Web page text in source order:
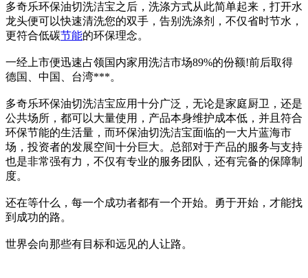
多奇乐环保油切洗洁宝之后，洗涤方式从此简单起来，打开水
龙头便可以快速清洗您的双手，告别洗涤剂，不仅省时节水，
更符合低碳节能的环保理念。
一经上市便迅速占领国内家用洗洁市场89%的份额!前后取得
德国、中国、台湾***。
多奇乐环保油切洗洁宝应用十分广泛，无论是家庭厨卫，还是
公共场所，都可以大量使用，产品本身维护成本低，并且符合
环保节能的生活量，而环保油切洗洁宝面临的一大片蓝海市
场，投资者的发展空间十分巨大。总部对于产品的服务与支持
也是非常强有力，不仅有专业的服务团队，还有完备的保障制
度。
还在等什么，每一个成功者都有一个开始。勇于开始，才能找
到成功的路。
世界会向那些有目标和远见的人让路。